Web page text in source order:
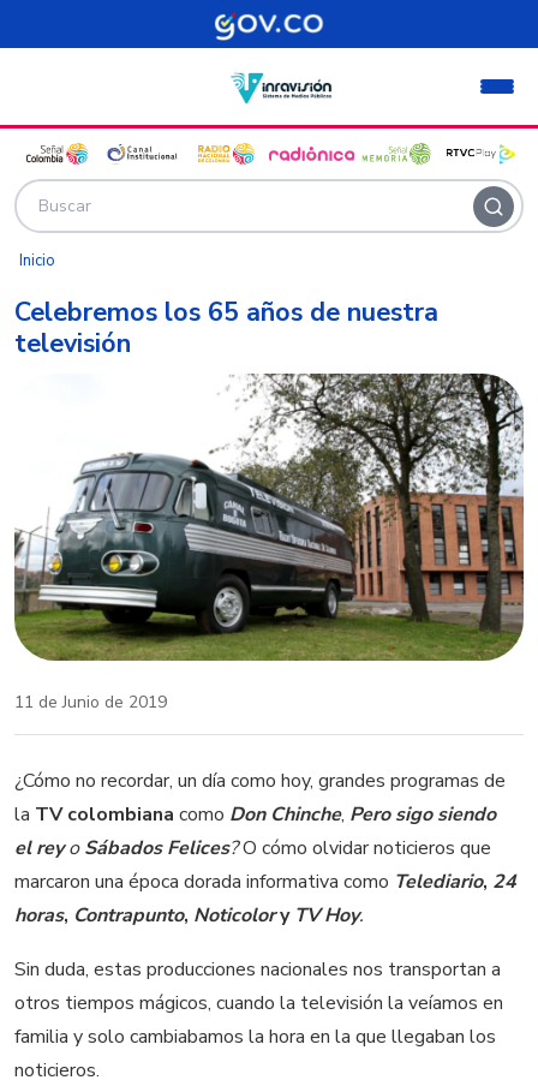
Pasar al contenido principal
Inicio
Celebremos los 65 años de nuestra
televisión
11 de Junio de 2019
¿Cómo no recordar, un día como hoy, grandes programas de
la TV colombiana como Don Chinche, Pero sigo siendo
el reyo Sábados Felices?O cómo olvidar noticieros que
marcaron una época dorada informativa como Telediario, 24
horas, Contrapunto, Noticolory TV Hoy.
Sin duda, estas producciones nacionales nos transportan a
otros tiempos mágicos, cuando la televisión la veíamos en
familia y solo cambiabamos la hora en la que llegaban los
noticieros.